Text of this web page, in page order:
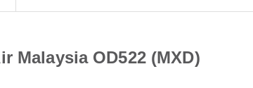
Malaysia OD522 (MXD)